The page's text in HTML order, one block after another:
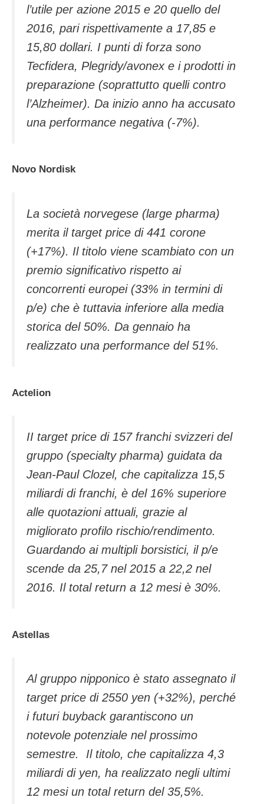
l’utile per azione 2015 e 20 quello del
2016, pari rispettivamente a 17,85 e
15,80 dollari. I punti di forza sono
Tecfidera, Plegridy/avonex e i prodotti in
preparazione (soprattutto quelli contro
l’Alzheimer). Da inizio anno ha accusato
una performance negativa (-7%).
Novo Nordisk
La società norvegese (large pharma)
merita il target price di 441 corone
(+17%). Il titolo viene scambiato con un
premio significativo rispetto ai
concorrenti europei (33% in termini di
p/e) che è tuttavia inferiore alla media
storica del 50%. Da gennaio ha
realizzato una performance del 51%.
Actelion
II target price di 157 franchi svizzeri del
gruppo (specialty pharma) guidata da
Jean-Paul Clozel, che capitalizza 15,5
miliardi di franchi, è del 16% superiore
alle quotazioni attuali, grazie al
migliorato profilo rischio/rendimento.
Guardando ai multipli borsistici, il p/e
scende da 25,7 nel 2015 a 22,2 nel
2016. Il total return a 12 mesi è 30%.
Astellas
Al gruppo nipponico è stato assegnato il
target price di 2550 yen (+32%), perché
i futuri buyback garantiscono un
notevole potenziale nel prossimo
semestre. Il titolo, che capitalizza 4,3
miliardi di yen, ha realizzato negli ultimi
12 mesi un total return del 35,5%.